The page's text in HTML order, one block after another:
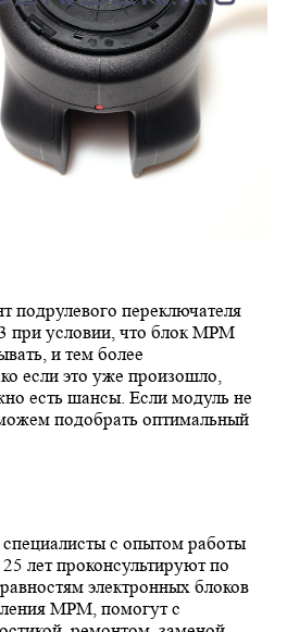
переключателя
при условии, что блок МРМ
и тем более
если это уже произошло,
есть шансы. Если модуль не
подобрать оптимальный
с опытом работы
лет проконсультируют по
электронных блоков
МРМ, помогут с